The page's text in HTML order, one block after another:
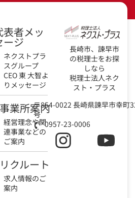
表者メッ
ージ
ネクストプラ
スグループ
CEO 東 大智よ
りメッセージ
事業所案内
経営理念や関
連事業などの
ご案内
リクルート
求人情報のご
案内
長崎市、諫早市
の税理士をお探
しなら
税理士法人ネク
スト・プラス
〒854-0022 長崎県諫早市幸町
号
0957-23-0006